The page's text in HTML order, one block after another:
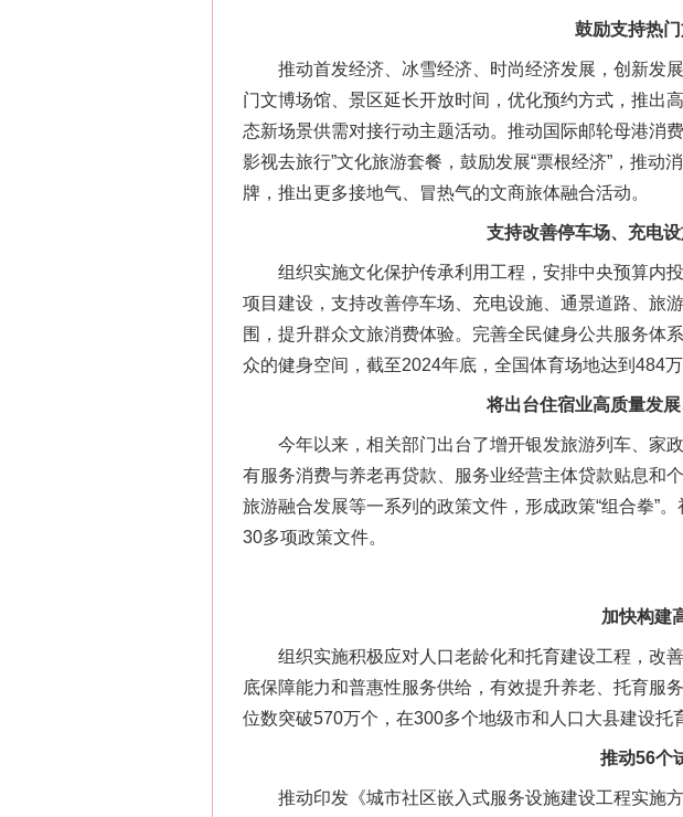
鼓励支持热
推动首发经济、冰雪经济、时尚经济发展，创新发展
门文博场馆、景区延长开放时间，优化预约方式，推出
态新场景供需对接行动主题活动。推动国际邮轮母港消
影视去旅行”文化旅游套餐，鼓励发展“票根经济”，推动
牌，推出更多接地气、冒热气的文商旅体融合活动。
支持改善停车场、充电
组织实施文化保护传承利用工程，安排中央预算内投
项目建设，支持改善停车场、充电设施、通景道路、旅
围，提升群众文旅消费体验。完善全民健身公共服务体
众的健身空间，截至2024年底，全国体育场地达到484
将出台住宿业高质量发
今年以来，相关部门出台了增开银发旅游列车、家政
有服务消费与养老再贷款、服务业经营主体贷款贴息和
旅游融合发展等一系列的政策文件，形成政策“组合拳”
30多项政策文件。
加快构建
组织实施积极应对人口老龄化和托育建设工程，改善
底保障能力和普惠性服务供给，有效提升养老、托育服
位数突破570万个，在300多个地级市和人口大县建设托
推动56个
推动印发《城市社区嵌入式服务设施建设工程实施方